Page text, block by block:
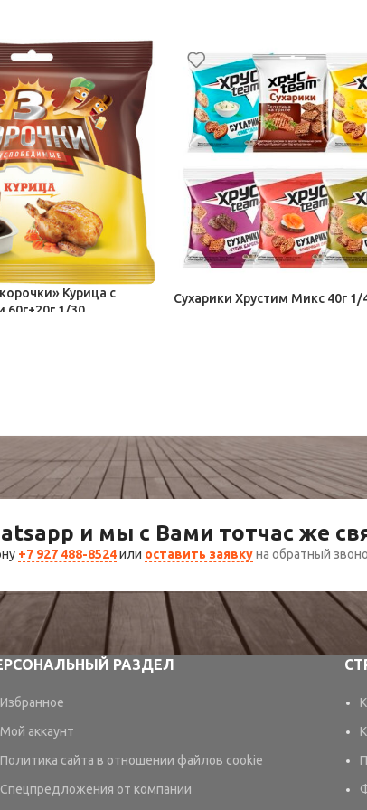
Курица с
60г+20г 1/30
Сухарики Хрустим Микс 40г 1/
и мы с Вами тотчас же
+7 927 488-8524или оставить заявкуна обратный
РАЗДЕЛ
Избранное
Мой аккаунт
Политика сайта в отношении файлов cookie
Спецпредложения от компании